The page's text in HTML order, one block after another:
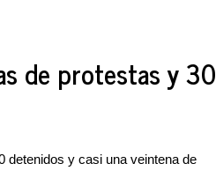
de protestas y 30
detenidos y casi una veintena de